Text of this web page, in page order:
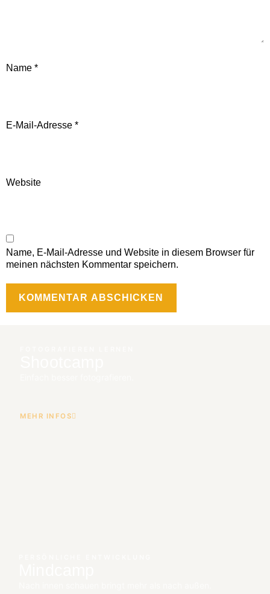
Name *
E-Mail-Adresse *
Website
Name, E-Mail-Adresse und Website in diesem Browser für
meinen nächsten Kommentar speichern.
MEHR INFOS